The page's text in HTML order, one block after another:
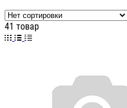
41 товар